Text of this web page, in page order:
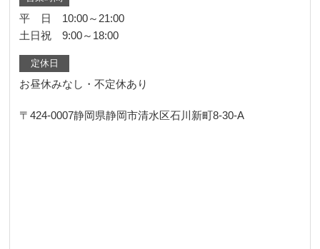
平 日 10:00～21:00
土日祝 9:00～18:00
定休日
お昼休みなし・不定休あり
〒424-0007静岡県静岡市清水区石川新町8-30-A